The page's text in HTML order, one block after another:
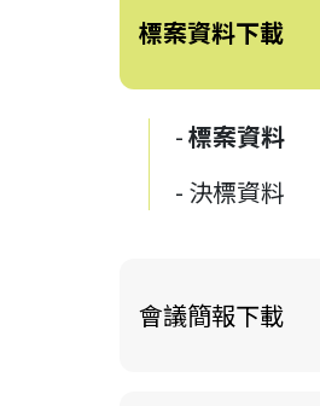
標案資料下載
標案資料
決標資料
會議簡報下載